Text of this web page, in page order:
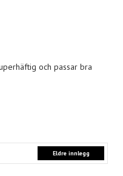
och passar bra
Eldre innlegg